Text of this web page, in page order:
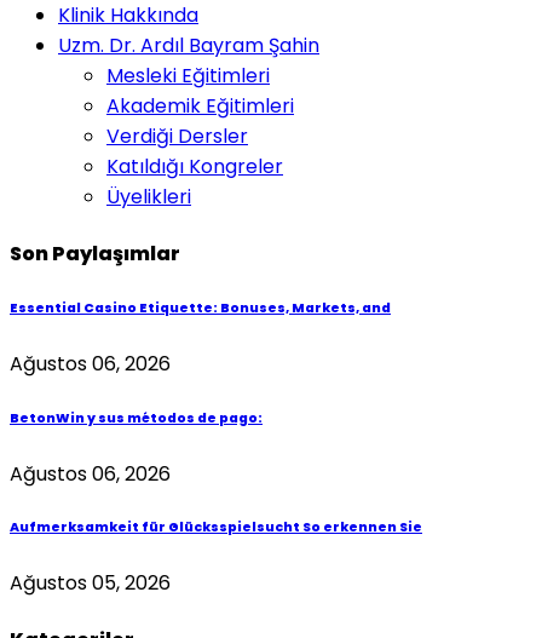
Klinik Hakkında
Uzm. Dr. Ardıl Bayram Şahin
Mesleki Eğitimleri
Akademik Eğitimleri
Verdiği Dersler
Katıldığı Kongreler
Üyelikleri
Son Paylaşımlar
Essential Casino Etiquette: Bonuses, Markets, and
Ağustos 06, 2026
BetonWin y sus métodos de pago:
Ağustos 06, 2026
Aufmerksamkeit für Glücksspielsucht So erkennen Sie
Ağustos 05, 2026